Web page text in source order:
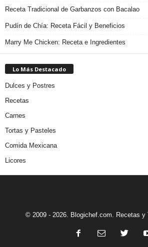
Receta Tradicional de Garbanzos con Bacalao
Pudín de Chía: Receta Fácil y Beneficios
Marry Me Chicken: Receta e Ingredientes
Lo Más Destacado
Dulces y Postres
Recetas
Carnes
Tortas y Pasteles
Comida Mexicana
Licores
© 2009 - 2026. Blogichef.com. Recetas y